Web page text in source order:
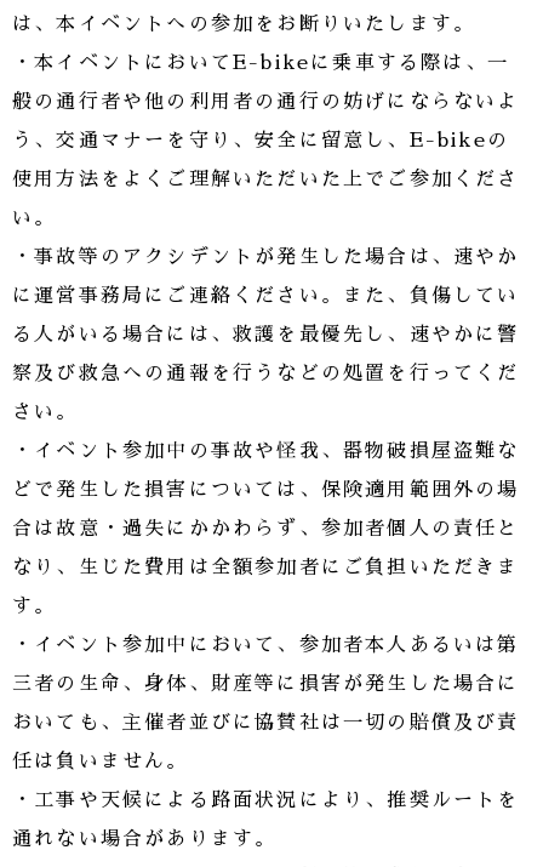
は、本イベントへの参加をお断りいたします。
・本イベントにおいてE-bikeに乗車する際は、一
般の通行者や他の利用者の通行の妨げにならないよ
う、交通マナーを守り、安全に留意し、E-bikeの
使用方法をよくご理解いただいた上でご参加くださ
い。
・事故等のアクシデントが発生した場合は、速やか
に運営事務局にご連絡ください。また、負傷してい
る人がいる場合には、救護を最優先し、速やかに警
察及び救急への通報を行うなどの処置を行ってくだ
さい。
・イベント参加中の事故や怪我、器物破損屋盗難な
どで発生した損害については、保険適用範囲外の場
合は故意・過失にかかわらず、参加者個人の責任と
なり、生じた費用は全額参加者にご負担いただきま
す。
・イベント参加中において、参加者本人あるいは第
三者の生命、身体、財産等に損害が発生した場合に
おいても、主催者並びに協賛社は一切の賠償及び責
任は負いません。
・工事や天候による路面状況により、推奨ルートを
通れない場合があります。